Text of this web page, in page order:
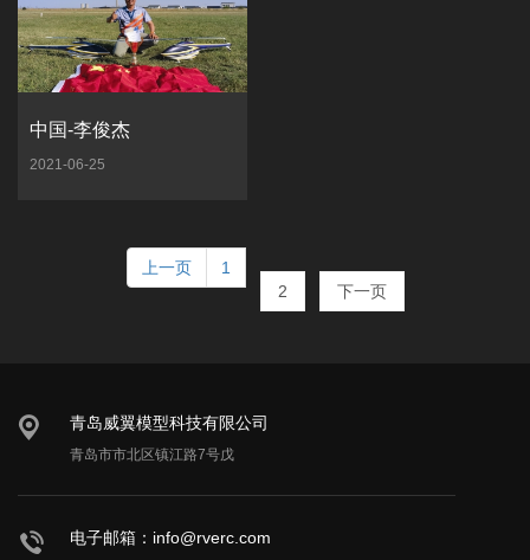
中国-李俊杰
2021-06-25
上一页
1
2
下一页
青岛威翼模型科技有限公司
青岛市市北区镇江路7号戊
电子邮箱：info@rverc.com